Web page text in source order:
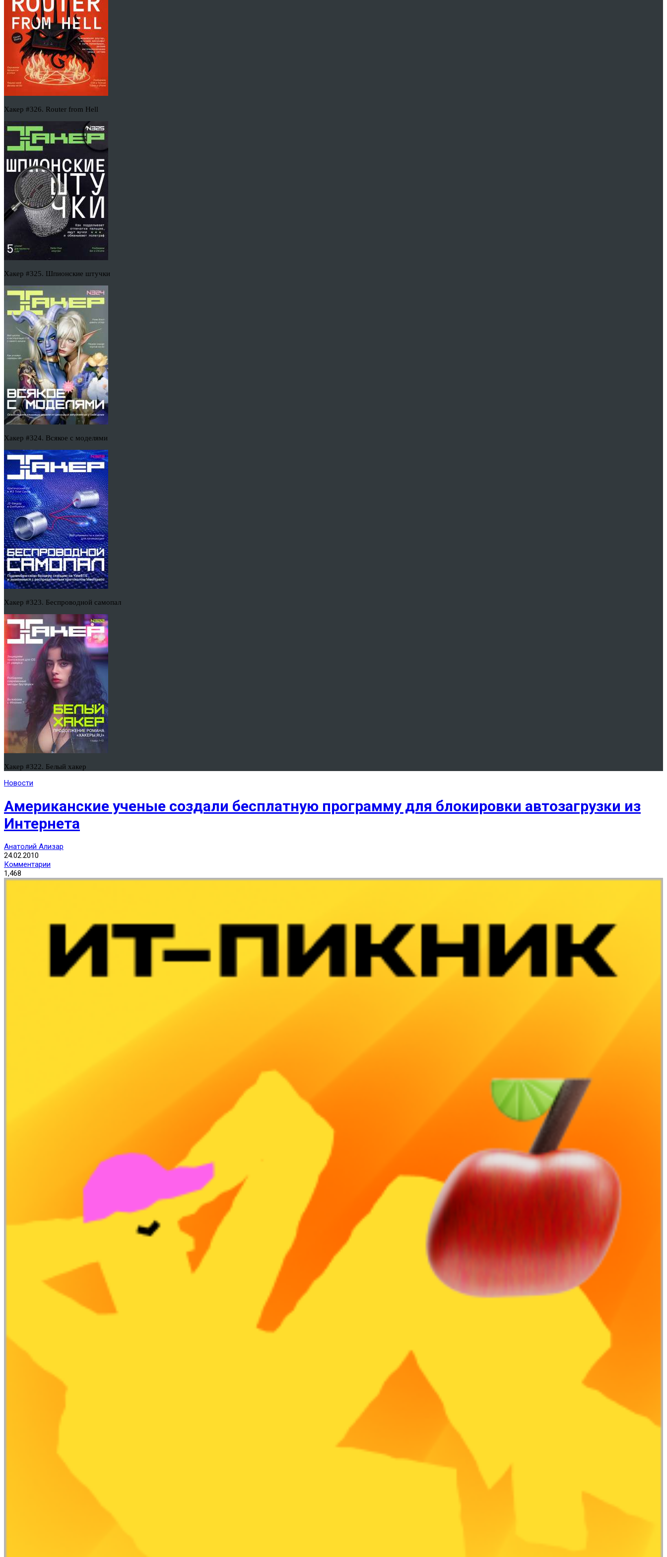
Хакер #326. Router from Hell
Хакер #325. Шпионские штучки
Хакер #324. Всякое с моделями
Хакер #323. Беспроводной самопал
Хакер #322. Белый хакер
Новости
Американские ученые создали бесплатную программу для блокировки автозагрузки из
Интернета
Анатолий Ализар
24.02.2010
Комментарии
1,468